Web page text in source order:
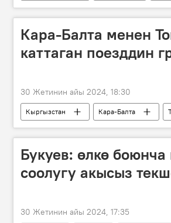
жол кире
план акча
Кара-Балта менен
каттаган поезддин
30 Жетинин айы 2024, 18:30
Кыргызстан Кара-Балта
Букуев: өлкө
соолугу акысыз
30 Жетинин айы 2024, 17:35